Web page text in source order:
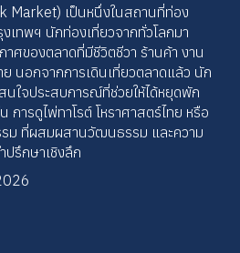
Market) เป็นหนึ่งในสถานที่ท่อง
เทพฯ นักท่องเที่ยวจากทั่วโลกมา
ศของตลาดที่มีชีวิตชีวา ร้านค้า งาน
ย นอกจากการเดินเที่ยวตลาดแล้ว นัก
นใจประสบการณ์ที่ช่วยให้ได้หยุดพัก
การดูไพ่ทาโรต์ โหราศาสตร์ไทย หรือ
ม ที่ผสมผสานวัฒนธรรม และความ
ปรึกษาเชิงลึก